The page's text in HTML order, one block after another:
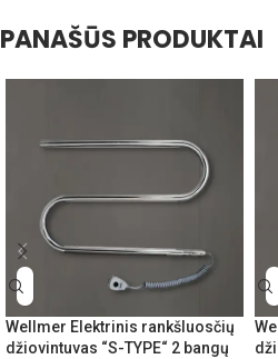
PANAŠŪS PRODUKTAI
Wellmer Elektrinis rankšluosčių
džiovintuvas “S-TYPE“ 2 bangų